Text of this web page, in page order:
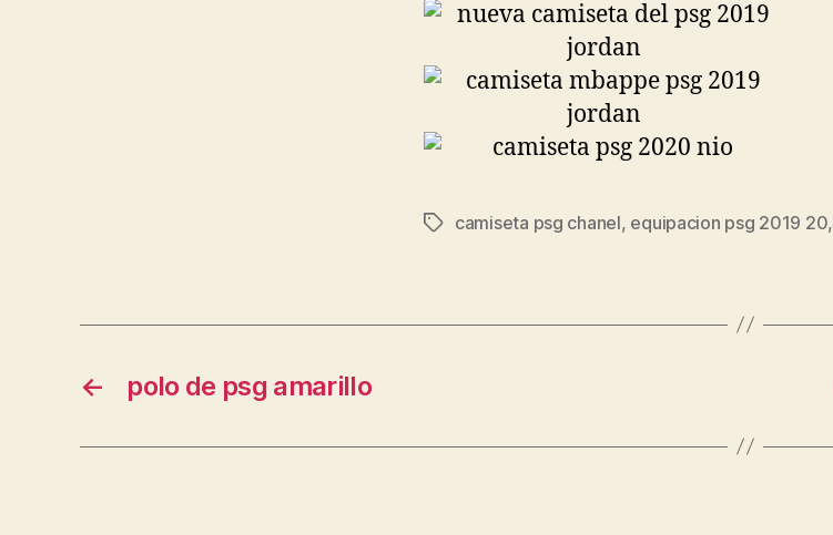
Etiquetas
camiseta psg chanel, equipacion psg 2019 20,
← polo de psg amarillo